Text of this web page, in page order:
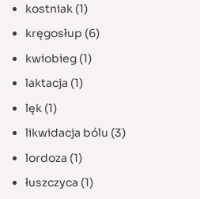
kostniak(1)
kręgosłup (6)
kwiobieg(1)
laktacja (1)
lęk(1)
likwidacja bólu (3)
lordoza (1)
łuszczyca (1)